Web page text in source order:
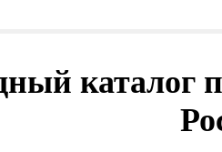
каталог